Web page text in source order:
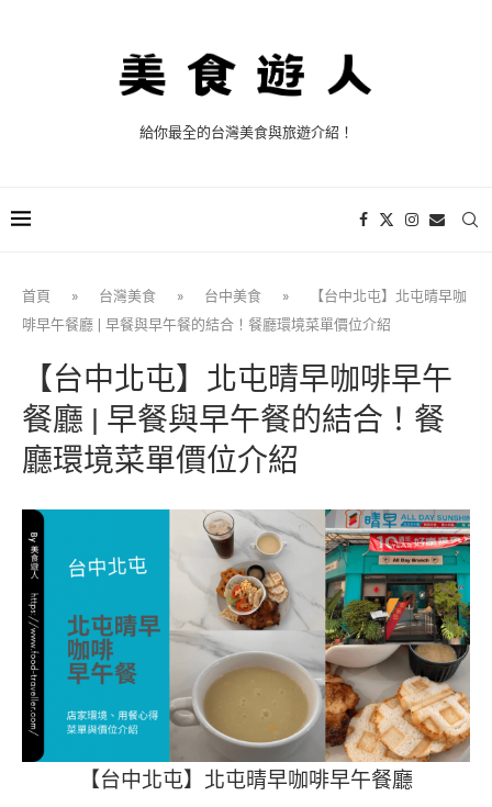
給你最全的台灣美食與旅遊介紹！
首頁 » 台灣美食 » 台中美食 »
【台中北屯】北屯晴早咖
啡早午餐廳 | 早餐與早午餐的結合！餐廳環境菜單價位介紹
【台中北屯】北屯晴早咖啡早午
餐廳 | 早餐與早午餐的結合！餐
廳環境菜單價位介紹
【台中北屯】北屯晴早咖啡早午餐廳